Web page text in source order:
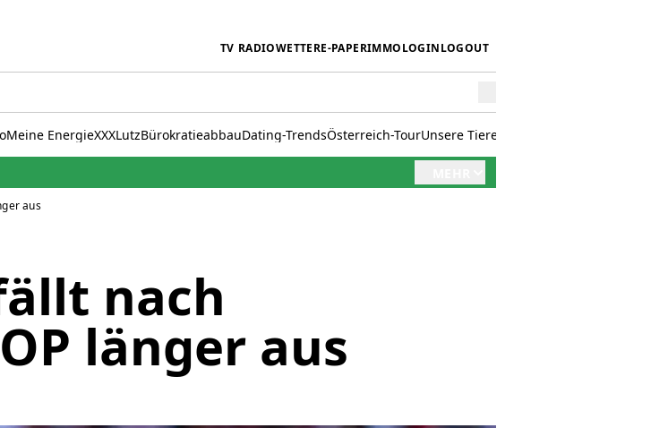
TV RADIOWETTERE-PAPERIMMOLOGINLOGOUT
Meine EnergieXXXLutzBürokratieabbauDating-TrendsÖsterreich-TourUnsere Tiere
aus
nach
länger aus